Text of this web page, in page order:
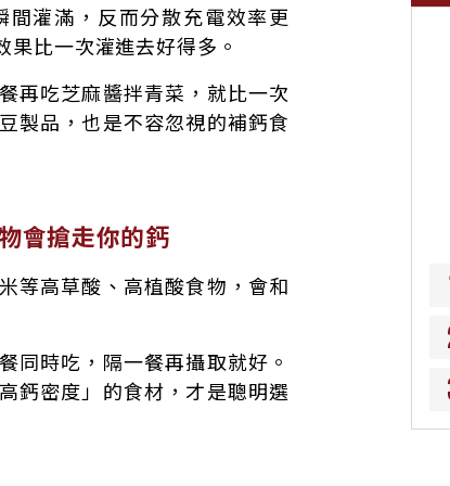
灌滿，反而分散充電效率更
果比一次灌進去好得多。
再吃芝麻醬拌青菜，就比一次
製品，也是不容忽視的補鈣食
會搶走你的鈣
等高草酸、高植酸食物，會和
同時吃，隔一餐再攝取就好。
鈣密度」的食材，才是聰明選